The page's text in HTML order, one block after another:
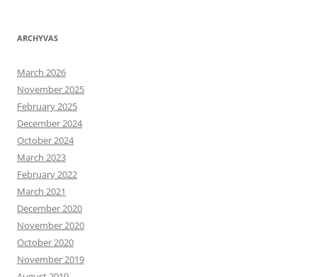
ARCHYVAS
March 2026
November 2025
February 2025
December 2024
October 2024
March 2023
February 2022
March 2021
December 2020
November 2020
October 2020
November 2019